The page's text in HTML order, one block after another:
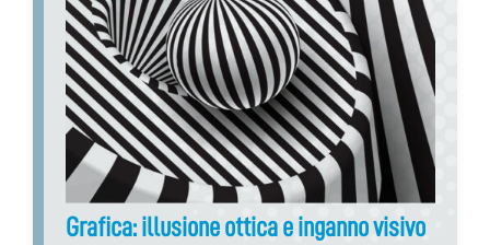
Grafica: illusione ottica e inganno visivo